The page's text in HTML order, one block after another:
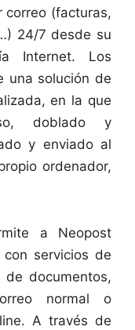
correo (facturas,
24/7 desde su
Internet. Los
una solución de
en la que
doblado y
y enviado al
ordenador,
a Neopost
servicios de
documentos,
normal o
A través de